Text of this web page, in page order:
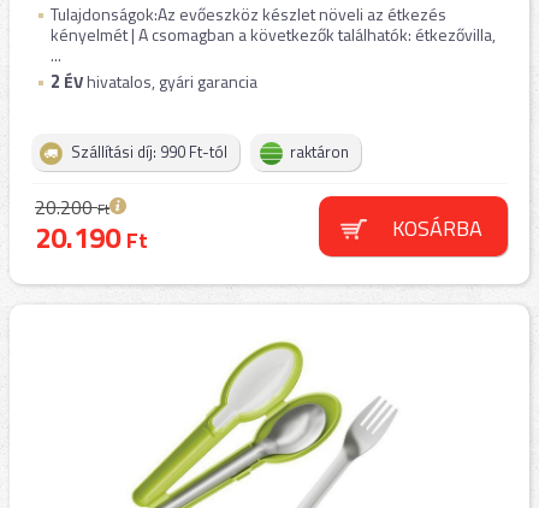
Tulajdonságok:Az evőeszköz készlet növeli az étkezés
kényelmét | A csomagban a következők találhatók: étkezővilla,
...
2 ÉVhivatalos, gyári garancia
Szállítási díj: 990 Ft-tól raktáron
20.200Ft
20.190Ft KOSÁRBA